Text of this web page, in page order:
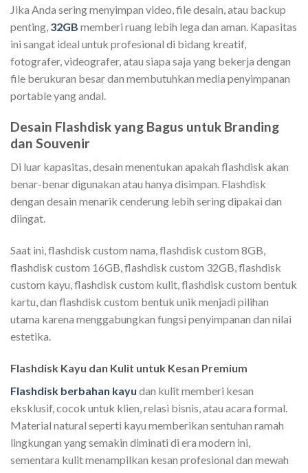
Jika Anda sering menyimpan video, file desain, atau backup
penting, 32GB memberi ruang lebih lega dan aman. Kapasitas
ini sangat ideal untuk profesional di bidang kreatif,
fotografer, videografer, atau siapa saja yang bekerja dengan
file berukuran besar dan membutuhkan media penyimpanan
portable yang andal.
Desain Flashdisk yang Bagus untuk Branding
dan Souvenir
Di luar kapasitas, desain menentukan apakah flashdisk akan
benar-benar digunakan atau hanya disimpan. Flashdisk
dengan desain menarik cenderung lebih sering dipakai dan
diingat.
Saat ini, flashdisk custom nama, flashdisk custom 8GB,
flashdisk custom 16GB, flashdisk custom 32GB, flashdisk
custom kayu, flashdisk custom kulit, flashdisk custom bentuk
kartu, dan flashdisk custom bentuk unik menjadi pilihan
utama karena menggabungkan fungsi penyimpanan dan nilai
estetika.
Flashdisk Kayu dan Kulit untuk Kesan Premium
Flashdisk berbahan kayu dan kulit memberi kesan
eksklusif, cocok untuk klien, relasi bisnis, atau acara formal.
Material natural seperti kayu memberikan sentuhan ramah
lingkungan yang semakin diminati di era modern ini,
sementara kulit menampilkan kesan profesional dan mewah